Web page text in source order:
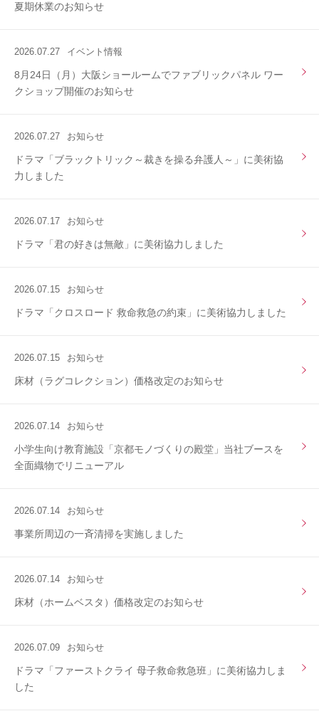
夏期休業のお知らせ
2026.07.27 イベント情報
8月24日（月）大阪ショールームでファブリックパネル ワー
クショップ開催のお知らせ
2026.07.27 お知らせ
ドラマ「ブラックトリック～裁きを操る弁護人～」に美術協
力しました
2026.07.17 お知らせ
ドラマ「君の好きは無敵」に美術協力しました
2026.07.15 お知らせ
ドラマ「クロスロード 救命救急の約束」に美術協力しました
2026.07.15 お知らせ
床材（ラグコレクション）価格改定のお知らせ
2026.07.14 お知らせ
小学生向け教育施設「京都モノづくりの殿堂」当社ブースを
全面織物でリニューアル
2026.07.14 お知らせ
事業所周辺の一斉清掃を実施しました
2026.07.14 お知らせ
床材（ホームベスタ）価格改定のお知らせ
2026.07.09 お知らせ
ドラマ「ファーストクライ 母子救命救急班」に美術協力しま
した